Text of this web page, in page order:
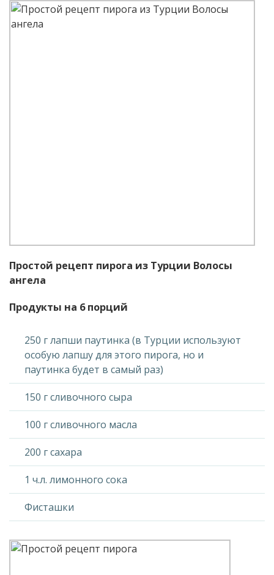
Простой рецепт пирога из Турции Волосы
ангела
Продукты на 6 порций
250 г лапши паутинка (в Турции используют
особую лапшу для этого пирога, но и
паутинка будет в самый раз)
150 г сливочного сыра
100 г сливочного масла
200 г сахара
1 ч.л. лимонного сока
Фисташки